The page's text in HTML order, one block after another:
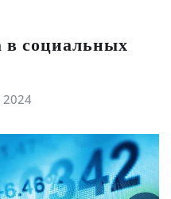
в социальных